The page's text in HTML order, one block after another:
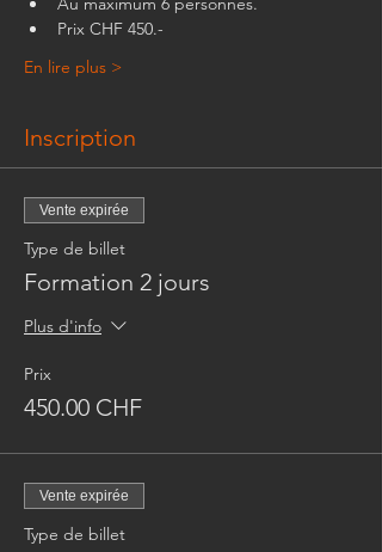
Prix CHF 450.-
En lire plus >
Inscription
Vente expirée
Type de billet
Formation 2 jours
Plus d'info
Prix
450.00 CHF
Vente expirée
Type de billet